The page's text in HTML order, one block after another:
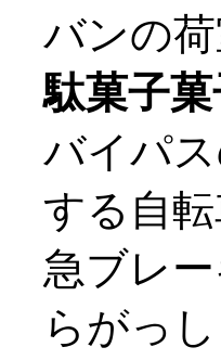
バンの
駄菓子菓
バイパ
する自
急ブレ
らがっ